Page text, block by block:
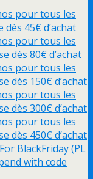
pour tous les
45€ d’achat
pour tous les
dès 80€ d’achat
pour tous les
dès 150€ d’achat
pour tous les
dès 300€ d’achat
pour tous les
dès 450€ d’achat
BlackFriday (PL
with code